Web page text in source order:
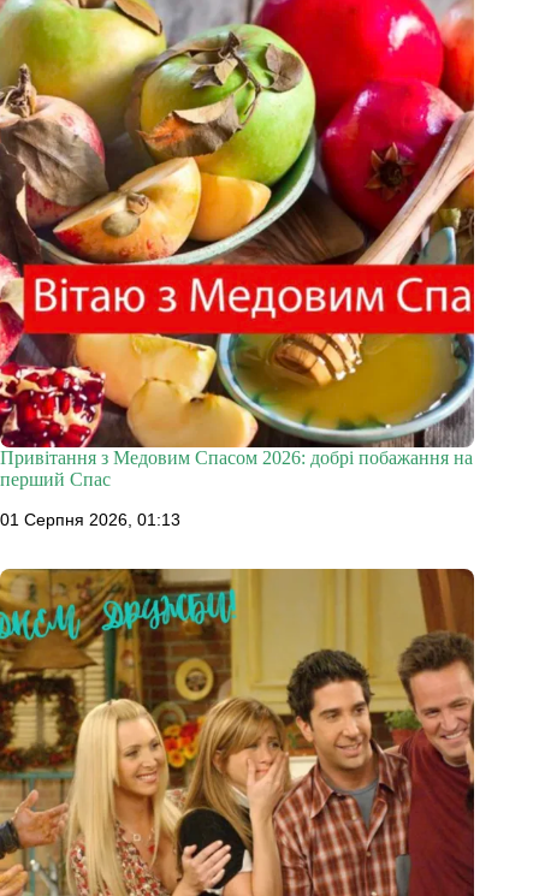
Привітання з Медовим Спасом 2026: добрі побажання на
перший Спас
01 Серпня 2026, 01:13